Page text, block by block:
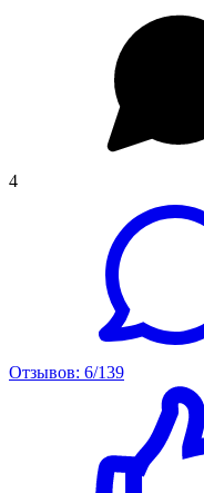
4
Отзывов: 6/139